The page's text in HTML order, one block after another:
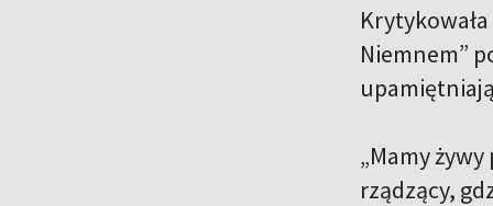
Niemnem”
„Mamy
rządzący,